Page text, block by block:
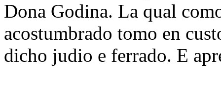
Dona Godina. La qual
acostumbrado tomo en
dicho judio e ferrado. E